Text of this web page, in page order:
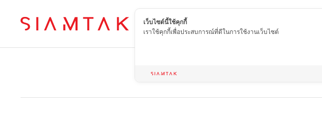
TH
เว็บไซต์นี้ใช้คุกกี้
เราใช้คุกกี้เพื่อประสบการณ์ที่ดีในการใช้งานเว็บไซต์